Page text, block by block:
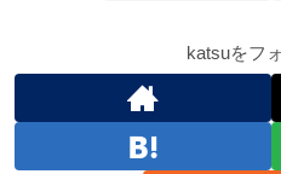
katsuをフ